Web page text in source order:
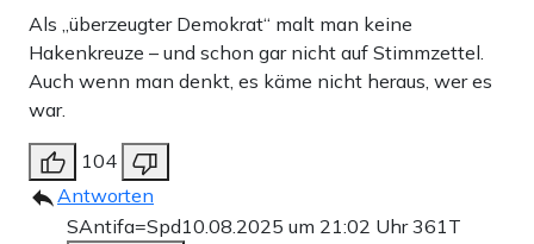
Als „überzeugter Demokrat“ malt man keine
Hakenkreuze – und schon gar nicht auf Stimmzettel.
Auch wenn man denkt, es käme nicht heraus, wer es
war.
104
Antworten
SAntifa=Spd10.08.2025 um 21:02 Uhr361T